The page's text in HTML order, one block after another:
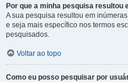
Por que a minha pesquisa resultou
A sua pesquisa resultou em
e seja mais específico nos termos
pesquisados.
Voltar ao topo
Como eu posso pesquisar por